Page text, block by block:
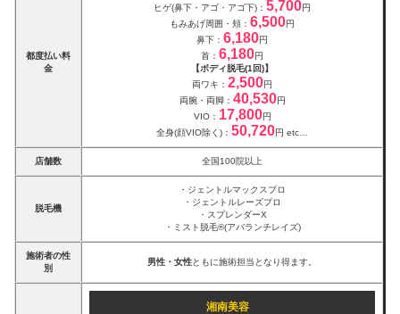
都度払い料
金
ヒゲ(鼻下・アゴ・アゴ下)： 5,700円
もみあげ周囲・頬： 6,500円
鼻下： 6,180円
首： 6,180円
【ボディ脱毛(1回)】
両ワキ： 2,500円
両腕・両脚： 40,530円
VIO： 17,800円
全身(顔VIO除く)： 50,720円 etc…
店舗数 全国100院以上
脱毛機
・ジェントルマックスプロ
・ジェントルレーズプロ
・スプレンダーX
・ミスト脱毛®(アバランチレイズ)
施術者の性
別
男性・女性ともに施術担当となり得ます。
湘南美容